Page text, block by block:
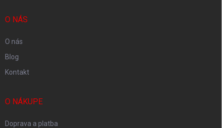
O NÁS
O nás
Blog
Kontakt
O NÁKUPE
Doprava a platba